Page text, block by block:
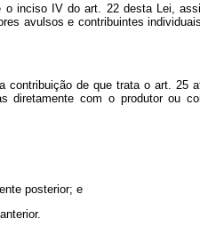
inciso IV do art. 22 desta Lei,
avulsos e contribuintes
de que trata o art.
diretamente com o produtor ou
posterior; e